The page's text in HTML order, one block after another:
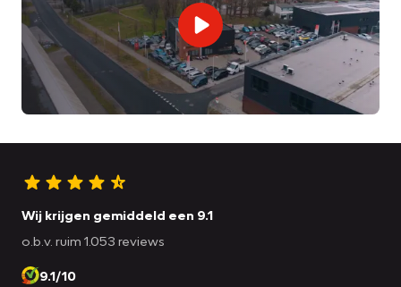
Wij krijgen gemiddeld een 9.1
o.b.v. ruim 1.053 reviews
9.1/10